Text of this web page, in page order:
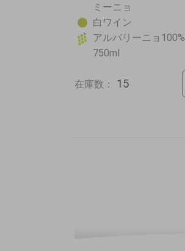
ミーニョ
白ワイン
アルバリーニョ100%
750ml
在庫数： 15